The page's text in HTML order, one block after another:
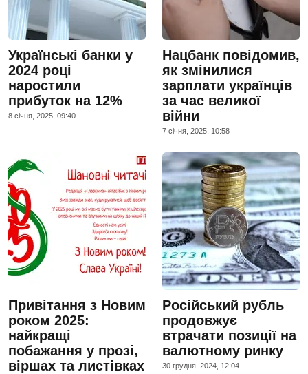
Українські банки у
2024 році
наростили
прибуток на 12%
8 сiчня, 2025, 09:40
Нацбанк повідомив,
як змінилися
зарплати українців
за час великої
війни
7 сiчня, 2025, 10:58
Привітання з Новим
роком 2025:
найкращі
побажання у прозі,
віршах та листівках
Російський рубль
продовжує
втрачати позиції на
валютному ринку
30 грудня, 2024, 12:04